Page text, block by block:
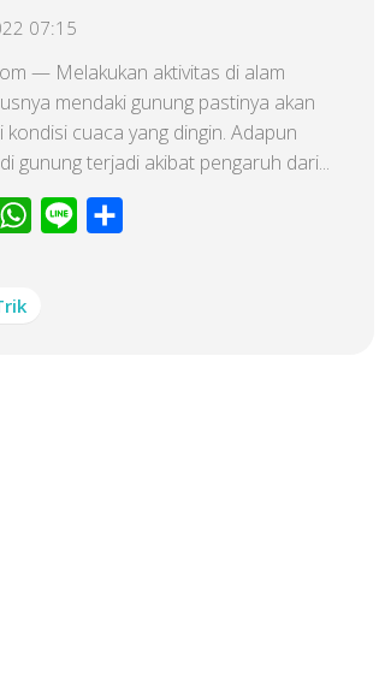
07:15
— Melakukan aktivitas di alam
mendaki gunung pastinya akan
kondisi cuaca yang dingin. Adapun
gunung terjadi akibat pengaruh dari...
Twitter WhatsApp
Line